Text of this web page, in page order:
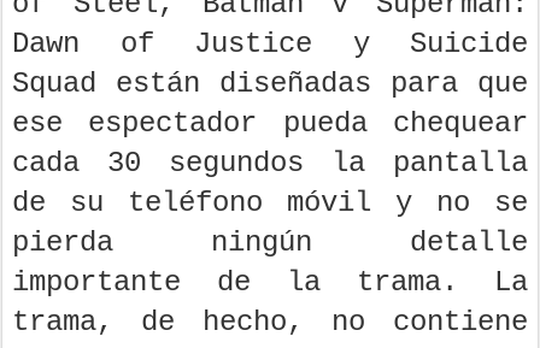
Dawn of Justice y Suicide
Squad están diseñadas para que
ese espectador pueda chequear
cada 30 segundos la pantalla
de su teléfono móvil y no se
pierda ningún detalle
importante de la trama. La
trama, de hecho, no contiene